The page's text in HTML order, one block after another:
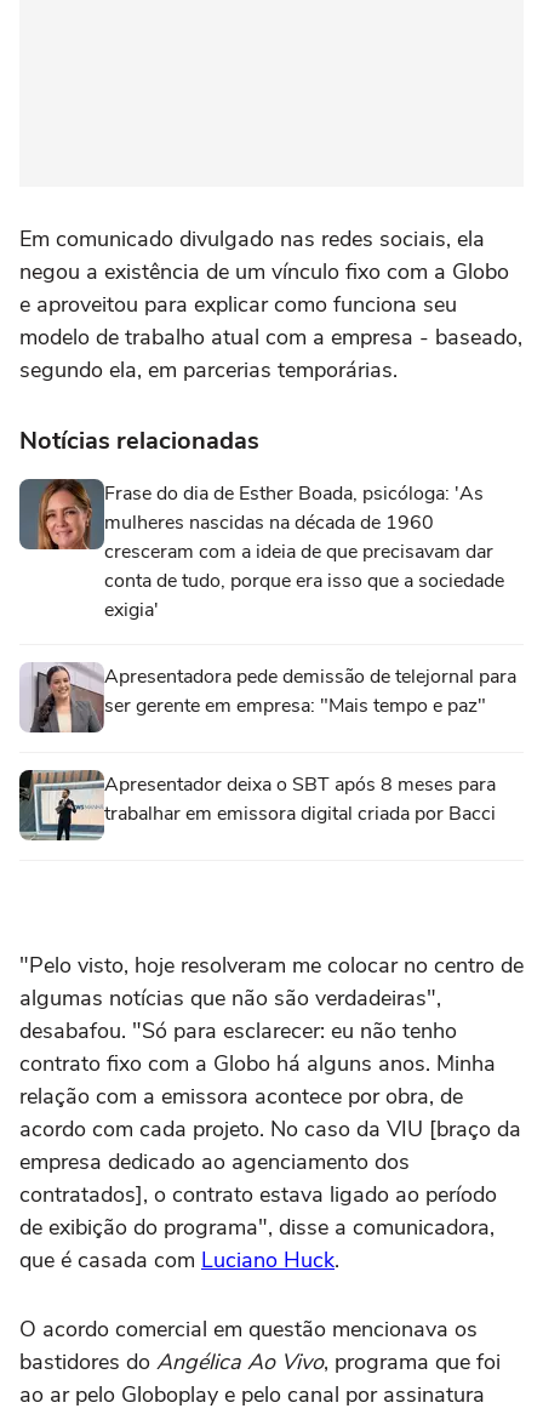
Em comunicado divulgado nas redes sociais, ela
negou a existência de um vínculo fixo com a Globo
e aproveitou para explicar como funciona seu
modelo de trabalho atual com a empresa - baseado,
segundo ela, em parcerias temporárias.
Notícias relacionadas
Frase do dia de Esther Boada, psicóloga: 'As
mulheres nascidas na década de 1960
cresceram com a ideia de que precisavam dar
conta de tudo, porque era isso que a sociedade
exigia'
Apresentadora pede demissão de telejornal para
ser gerente em empresa: "Mais tempo e paz"
Apresentador deixa o SBT após 8 meses para
trabalhar em emissora digital criada por Bacci
"Pelo visto, hoje resolveram me colocar no centro de
algumas notícias que não são verdadeiras",
desabafou. "Só para esclarecer: eu não tenho
contrato fixo com a Globo há alguns anos. Minha
relação com a emissora acontece por obra, de
acordo com cada projeto. No caso da VIU [braço da
empresa dedicado ao agenciamento dos
contratados], o contrato estava ligado ao período
de exibição do programa", disse a comunicadora,
que é casada com Luciano Huck.
O acordo comercial em questão mencionava os
bastidores do Angélica Ao Vivo, programa que foi
ao ar pelo Globoplay e pelo canal por assinatura